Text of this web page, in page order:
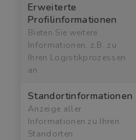
Erweiterte
Profilinformationen
Bieten Sie weitere
Informationen, z.B. zu
Ihren Logistikprozessen
an
Standortinformationen
Anzeige aller
Informationen zu Ihren
Standorten